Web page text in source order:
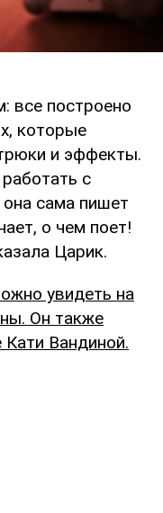
все построено
которые
и эффекты.
с
она сама пишет
о чем поет!
Царик.
увидеть на
Он также
Кати Вандиной.